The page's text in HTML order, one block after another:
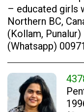
– educated girls
Northern BC,
(Kollam,
(Whatsapp)